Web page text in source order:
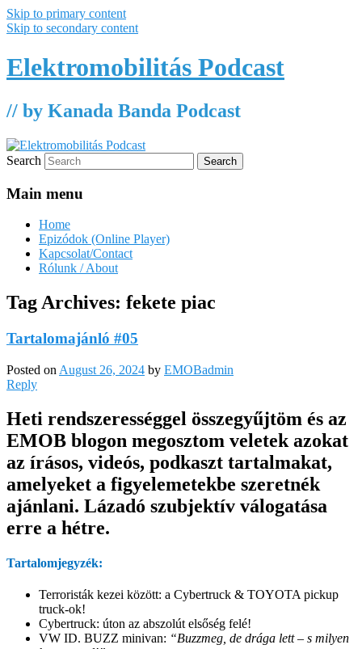
Skip to primary content
Skip to secondary content
Elektromobilitás Podcast
// by Kanada Banda Podcast
Search
Main menu
Home
Epizódok (Online Player)
Kapcsolat/Contact
Rólunk / About
Tag Archives: fekete piac
Tartalomajánló #05
Posted on August 26, 2024 by EMOBadmin
Reply
Heti rendszerességgel összegyűjtöm és az
EMOB blogon megosztom veletek azokat
az írásos, videós, podkaszt tartalmakat,
amelyeket a figyelemetekbe szeretnék
ajánlani. Lázadó szubjektív válogatása
erre a hétre.
Tartalomjegyzék:
Terroristák kezei között: a Cybertruck & TOYOTA pickup
truck-ok!
Cybertruck: úton az abszolút elsőség felé!
VW ID. BUZZ minivan: “Buzzmeg, de drága lett – s milyen